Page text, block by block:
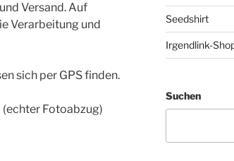
Versand. Auf
Verarbeitung und
sich per GPS finden.
Fotoabzug)
Seedshirt
Irgendlink-
Suchen